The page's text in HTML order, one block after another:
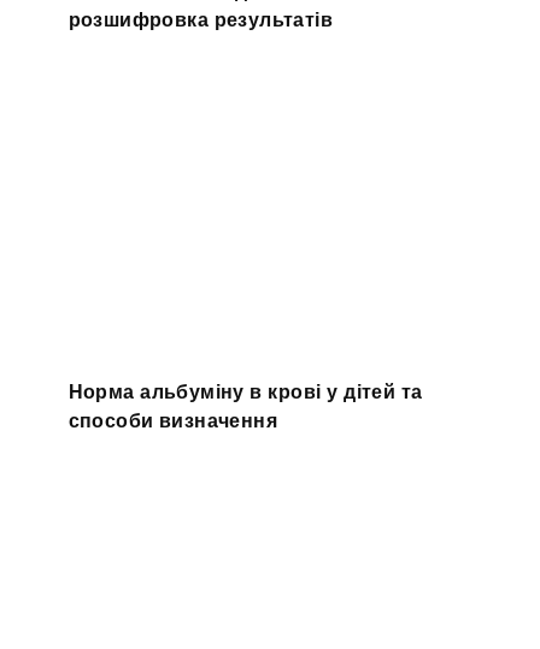
розшифровка результатів
Норма альбуміну в крові у дітей та
способи визначення